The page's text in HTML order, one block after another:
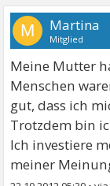
M Martina
Mitglied
Meine Mutter
Menschen
gut, dass ich
Trotzdem bin
Ich investiere
meiner